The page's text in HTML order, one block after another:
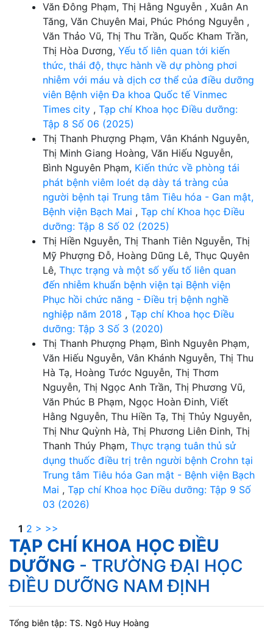
Văn Đông Phạm, Thị Hằng Nguyễn , Xuân An
Tăng, Văn Chuyên Mai, Phúc Phóng Nguyễn ,
Văn Thảo Vũ, Thị Thu Trần, Quốc Kham Trần,
Thị Hòa Dương, Yếu tố liên quan tới kiến
thức, thái độ, thực hành về dự phòng phơi
nhiễm với máu và dịch cơ thể của điều dưỡng
viên Bệnh viện Đa khoa Quốc tế Vinmec
Times city , Tạp chí Khoa học Điều dưỡng:
Tập 8 Số 06 (2025)
Thị Thanh Phượng Phạm, Vân Khánh Nguyễn,
Thị Minh Giang Hoàng, Văn Hiếu Nguyễn,
Bình Nguyên Phạm, Kiến thức về phòng tái
phát bệnh viêm loét dạ dày tá tràng của
người bệnh tại Trung tâm Tiêu hóa - Gan mật,
Bệnh viện Bạch Mai , Tạp chí Khoa học Điều
dưỡng: Tập 8 Số 02 (2025)
Thị Hiền Nguyễn, Thị Thanh Tiên Nguyễn, Thị
Mỹ Phượng Đỗ, Hoàng Dũng Lê, Thục Quyên
Lê, Thực trạng và một số yếu tố liên quan
đến nhiễm khuẩn bệnh viện tại Bệnh viện
Phục hồi chức năng - Điều trị bệnh nghề
nghiệp năm 2018 , Tạp chí Khoa học Điều
dưỡng: Tập 3 Số 3 (2020)
Thị Thanh Phượng Phạm, Bình Nguyên Phạm,
Văn Hiếu Nguyễn, Vân Khánh Nguyễn, Thị Thu
Hà Tạ, Hoàng Tước Nguyễn, Thị Thơm
Nguyễn, Thị Ngọc Anh Trần, Thị Phương Vũ,
Văn Phúc B Phạm, Ngọc Hoàn Đinh, Viết
Hằng Nguyễn, Thu Hiền Tạ, Thị Thủy Nguyễn,
Thị Như Quỳnh Hà, Thị Phương Liên Đinh, Thị
Thanh Thúy Phạm, Thực trạng tuân thủ sử
dụng thuốc điều trị trên người bệnh Crohn tại
Trung tâm Tiêu hóa Gan mật - Bệnh viện Bạch
Mai , Tạp chí Khoa học Điều dưỡng: Tập 9 Số
03 (2026)
1 2 > >>
TẠP CHÍ KHOA HỌC ĐIỀU
DƯỠNG - TRƯỜNG ĐẠI HỌC
ĐIỀU DƯỠNG NAM ĐỊNH
Tổng biên tập: TS. Ngô Huy Hoàng